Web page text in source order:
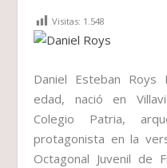
Visitas: 1.548
Daniel Esteban Roys
edad, nació en
Colegio Patria,
protagonista en la
Octagonal Juvenil de